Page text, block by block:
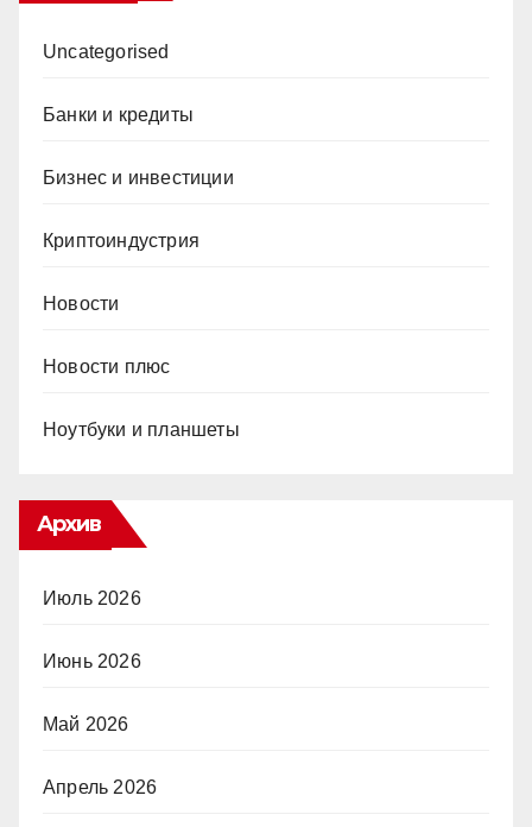
Uncategorised
Банки и кредиты
Бизнес и инвестиции
Криптоиндустрия
Новости
Новости плюс
Ноутбуки и планшеты
Архив
Июль 2026
Июнь 2026
Май 2026
Апрель 2026